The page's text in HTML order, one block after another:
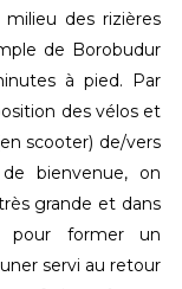
des rizières
de Borobudur
à pied. Par
des vélos et
scooter) de/vers
bienvenue, on
grande et dans
pour former un
servi au retour